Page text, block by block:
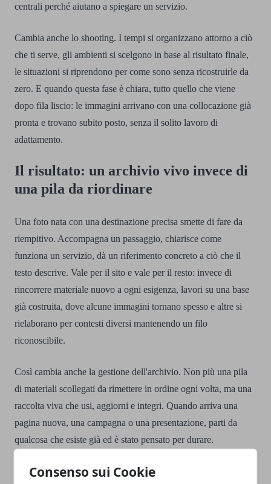
Consenso sui Cookie
centrali perché aiutano a spiegare un servizio.
Cambia anche lo shooting. I tempi si organizzano attorno a ciò
che ti serve, gli ambienti si scelgono in base al risultato finale,
le situazioni si riprendono per come sono senza ricostruirle da
zero. E quando questa fase è chiara, tutto quello che viene
dopo fila liscio: le immagini arrivano con una collocazione già
pronta e trovano subito posto, senza il solito lavoro di
adattamento.
Il risultato: un archivio vivo invece di
una pila da riordinare
Una foto nata con una destinazione precisa smette di fare da
riempitivo. Accompagna un passaggio, chiarisce come
funziona un servizio, dà un riferimento concreto a ciò che il
testo descrive. Vale per il sito e vale per il resto: invece di
rincorrere materiale nuovo a ogni esigenza, lavori su una base
già costruita, dove alcune immagini tornano spesso e altre si
rielaborano per contesti diversi mantenendo un filo
riconoscibile.
Così cambia anche la gestione dell'archivio. Non più una pila
di materiali scollegati da rimettere in ordine ogni volta, ma una
raccolta viva che usi, aggiorni e integri. Quando arriva una
pagina nuova, una campagna o una presentazione, parti da
qualcosa che esiste già ed è stato pensato per durare.
Parla con Kumami